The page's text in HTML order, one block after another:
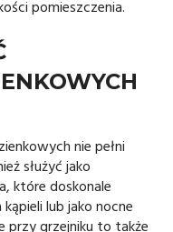
pomieszczenia.
nie pełni
służyć jako
które doskonale
lub jako nocne